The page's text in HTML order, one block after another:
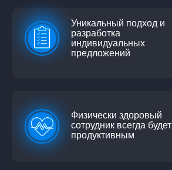
Уникальный подход и
разработка
индивидуальных
предложений
Физически здоровый
сотрудник всегда будет
продуктивным